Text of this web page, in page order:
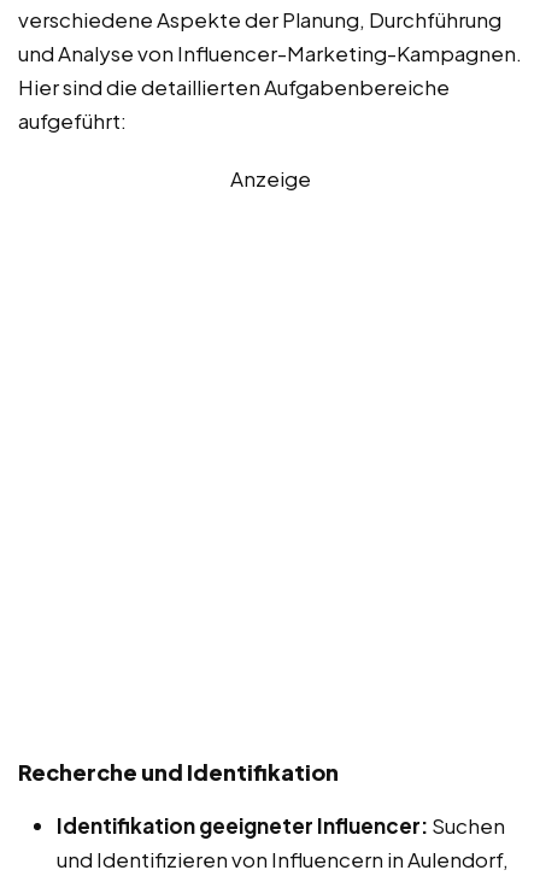
verschiedene Aspekte der Planung, Durchführung
und Analyse von Influencer-Marketing-Kampagnen.
Hier sind die detaillierten Aufgabenbereiche
aufgeführt:
Anzeige
Recherche und Identifikation
Identifikation geeigneter Influencer: Suchen
und Identifizieren von Influencern in Aulendorf,